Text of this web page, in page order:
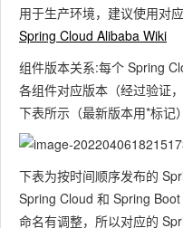
用于生产环境，建议使用对
Spring Cloud Alibaba Wiki
组件版本关系:每个 Spring
各组件对应版本（经过验证
下表所示（最新版本用*标记
下表为按时间顺序发布的
Spring Cloud 和 Spring
命名有调整，所以对应的